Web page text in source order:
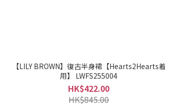
【LILY BROWN】復古半身裙【Hearts2Hearts着
用】 LWFS255004
HK$422.00
HK$845.00